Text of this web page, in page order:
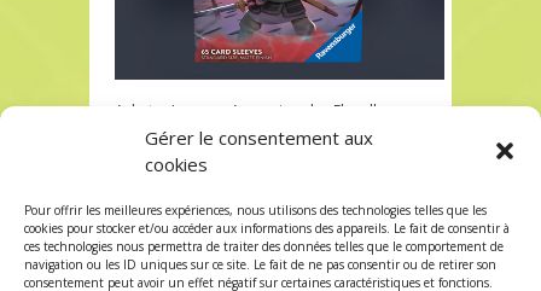
Gérer le consentement aux
cookies
Pour offrir les meilleures expériences, nous utilisons des technologies telles que les
cookies pour stocker et/ou accéder aux informations des appareils. Le fait de consentir à
ces technologies nous permettra de traiter des données telles que le comportement de
navigation ou les ID uniques sur ce site. Le fait de ne pas consentir ou de retirer son
consentement peut avoir un effet négatif sur certaines caractéristiques et fonctions.
Acheter Lorcana Ascension des Floodborn
Sleeve Mulan à Paris chez Robin des Jeux
Acheter Lorcana Ascension des Floodborn
Les commentaires et les trackbacks sont
fermés.